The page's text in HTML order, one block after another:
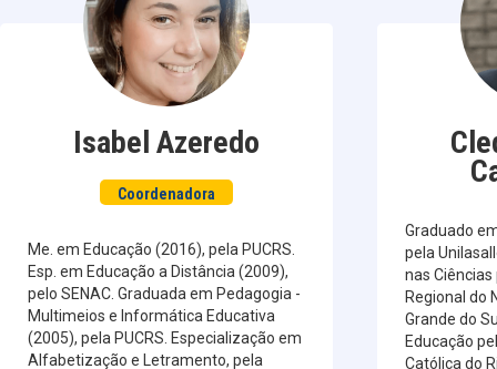
Isabel Azeredo
Coordenadora
Me. em Educação (2016), pela PUCRS.
Esp. em Educação a Distância (2009),
pelo SENAC. Graduada em Pedagogia -
Multimeios e Informática Educativa
(2005), pela PUCRS. Especialização em
Alfabetização e Letramento, pela
Graduado
pela
nas
Regional do
Grande do
Educação
Católica do